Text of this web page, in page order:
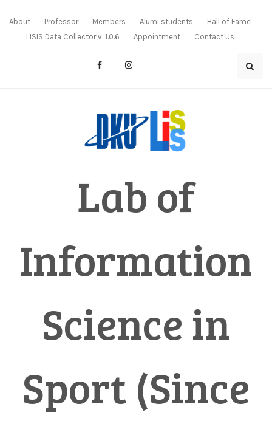
content
About Professor Members Alumi students
Hall of Fame
LISIS Data Collector v. 1.0.6
Appointment Contact Us
Lab of
Information
Science in
Sport (Since